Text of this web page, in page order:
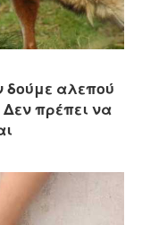
δούμε αλεπού
Δεν πρέπει να